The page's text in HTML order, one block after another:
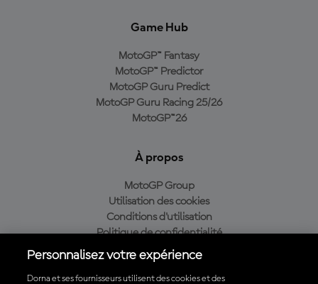
Game Hub
MotoGP™ Fantasy
MotoGP™ Predictor
MotoGP Guru Predict
MotoGP Guru Racing 25/26
MotoGP™26
À propos
MotoGP Group
Utilisation des cookies
Conditions d'utilisation
Politique de confidentialité
Politique d’achat
Personnalisez votre expérience
Dorna et ses fournisseurs utilisent des cookies et des